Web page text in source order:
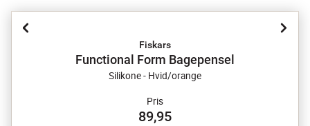
Fiskars
Functional Form Bagepensel
Silikone - Hvid/orange
Pris
89,95